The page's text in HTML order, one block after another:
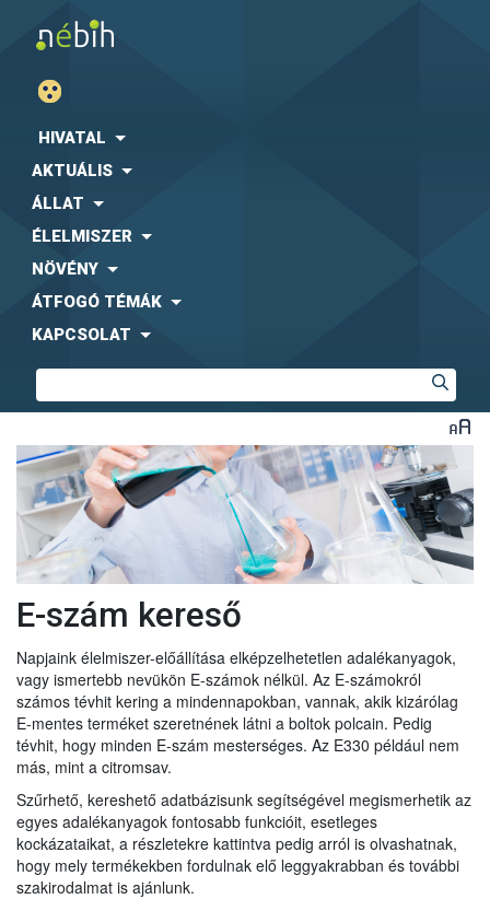
HIVATAL
AKTUÁLIS
ÁLLAT
ÉLELMISZER
NÖVÉNY
ÁTFOGÓ TÉMÁK
KAPCSOLAT
E-szám kereső
Napjaink élelmiszer-előállítása elképzelhetetlen adalékanyagok,
vagy ismertebb nevükön E-számok nélkül. Az E-számokról
számos tévhit kering a mindennapokban, vannak, akik kizárólag
E-mentes terméket szeretnének látni a boltok polcain. Pedig
tévhit, hogy minden E-szám mesterséges. Az E330 például nem
más, mint a citromsav.
Szűrhető, kereshető adatbázisunk segítségével megismerhetik az
egyes adalékanyagok fontosabb funkcióit, esetleges
kockázataikat, a részletekre kattintva pedig arról is olvashatnak,
hogy mely termékekben fordulnak elő leggyakrabban és további
szakirodalmat is ajánlunk.